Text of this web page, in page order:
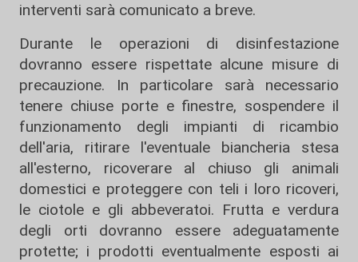
interventi sarà comunicato a breve.
Durante le operazioni di disinfestazione
dovranno essere rispettate alcune misure di
precauzione. In particolare sarà necessario
tenere chiuse porte e finestre, sospendere il
funzionamento degli impianti di ricambio
dell'aria, ritirare l'eventuale biancheria stesa
all'esterno, ricoverare al chiuso gli animali
domestici e proteggere con teli i loro ricoveri,
le ciotole e gli abbeveratoi. Frutta e verdura
degli orti dovranno essere adeguatamente
protette; i prodotti eventualmente esposti ai